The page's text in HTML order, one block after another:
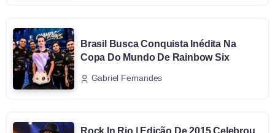
Brasil Busca Conquista Inédita Na
Copa Do Mundo De Rainbow Six
Gabriel Fernandes